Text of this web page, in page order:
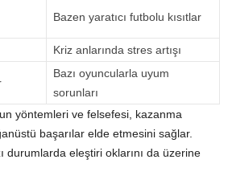
Bazen yaratıcı futbolu kısıtlar
Kriz anlarında stres artışı
Bazı oyuncularla uyum
sorunları
yöntemleri ve felsefesi, kazanma
başarılar elde etmesini sağlar.
durumlarda eleştiri oklarını da üzerine